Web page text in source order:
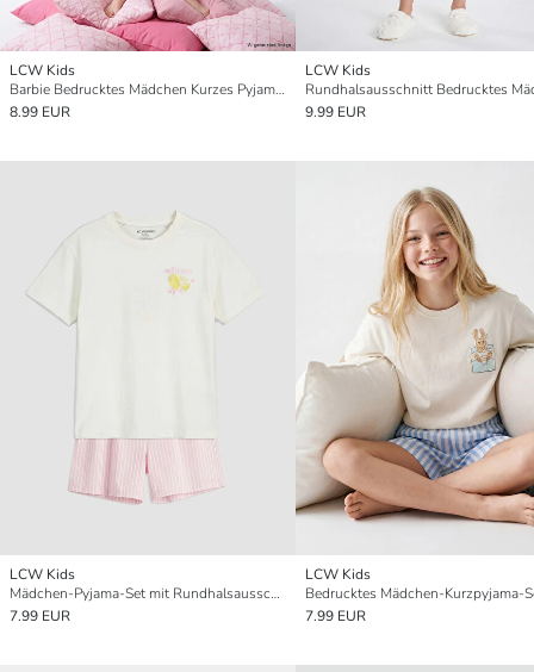
LCW Kids
Barbie Bedrucktes Mädchen Kurzes Pyjama-Set
8.99 EUR
LCW Kids
9.99 EUR
LCW Kids
Mädchen-Pyjama-Set mit Rundhalsausschnitt
7.99 EUR
LCW Kids
Bedrucktes Mädchen-Kurzpyjama-
7.99 EUR